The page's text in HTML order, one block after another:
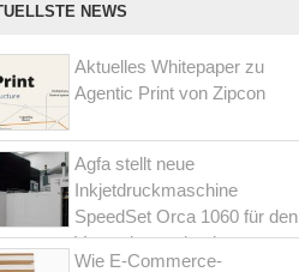
NEWS
Aktuelles Whitepaper zu
Agentic Print von Zipcon
Agfa stellt neue
Inkjetdruckmaschine
SpeedSet Orca 1060 für den
Verpackungsdruck vor
Wie E-Commerce-